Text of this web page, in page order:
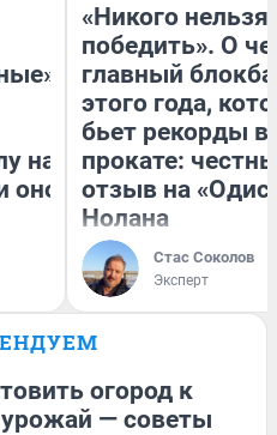
на
оно
«Никого нельзя
победить». О
главный
этого года,
бьет рекорды в
прокате:
отзыв на
Нолана
Стас Соколов
Эксперт
огород к
урожай — советы